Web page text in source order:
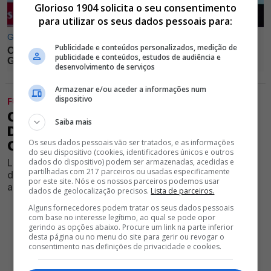
FUTEBOL
OFICIAL! FUTEBOLISTA DE 22 ANOS
DIZ ADEUS AO BENFICA E RUMA AO 7.º
CLASSIFICADO DA LIGA
Lateral já tem novo clube para a temporada desportiva
de 2026/27; Emblema do Campeonato Nacional
anunciou contratação de defesa
Glorioso 1904 solicita o seu consentimento
para utilizar os seus dados pessoais para:
Publicidade e conteúdos personalizados, medição de
publicidade e conteúdos, estudos de audiência e
desenvolvimento de serviços
Armazenar e/ou aceder a informações num
dispositivo
Saiba mais
Os seus dados pessoais vão ser tratados, e as informações
do seu dispositivo (cookies, identificadores únicos e outros
dados do dispositivo) podem ser armazenadas, acedidas e
partilhadas com 217 parceiros ou usadas especificamente
por este site. Nós e os nossos parceiros podemos usar
dados de geolocalização precisos. Lista de parceiros.
Alguns fornecedores podem tratar os seus dados pessoais
com base no interesse legítimo, ao qual se pode opor
gerindo as opções abaixo. Procure um link na parte inferior
desta página ou no menu do site para gerir ou revogar o
consentimento nas definições de privacidade e cookies.